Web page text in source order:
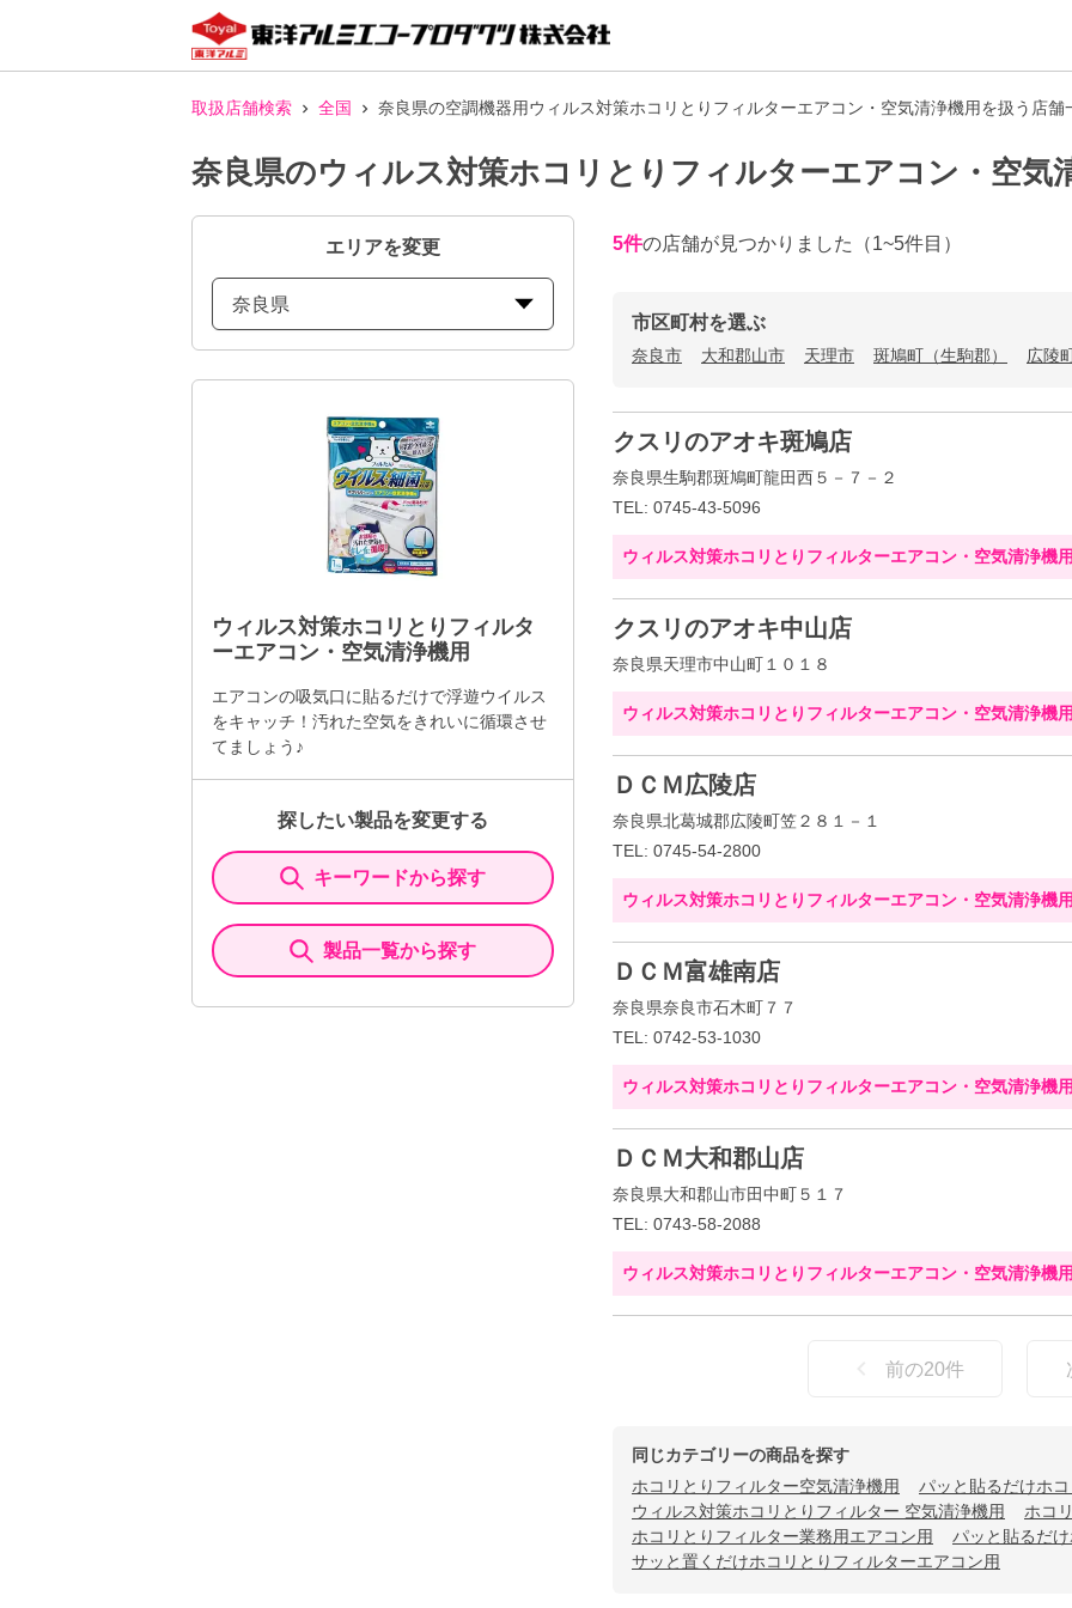
取扱店舗検索 全国 奈良県の空調機器用ウィルス対策ホコリとりフィルターエアコン・空気清浄機用を扱う店舗
奈良県のウィルス対策ホコリとりフィルターエアコン・空気
エリアを変更
奈良県
ウィルス対策ホコリとりフィルタ
ーエアコン・空気清浄機用
エアコンの吸気口に貼るだけで浮遊ウイルス
をキャッチ！汚れた空気をきれいに循環させ
てましょう♪
探したい製品を変更する
キーワードから探す
製品一覧から探す
5件の店舗が見つかりました （1~5件目）
市区町村を選ぶ
奈良市 大和郡山市 天理市 斑鳩町（生駒郡） 広陵
クスリのアオキ斑鳩店
奈良県生駒郡斑鳩町龍田西５－７－２
TEL: 0745-43-5096
ウィルス対策ホコリとりフィルターエアコン・空気清浄機用
クスリのアオキ中山店
奈良県天理市中山町１０１８
ウィルス対策ホコリとりフィルターエアコン・空気清浄機用
ＤＣＭ広陵店
奈良県北葛城郡広陵町笠２８１－１
TEL: 0745-54-2800
ウィルス対策ホコリとりフィルターエアコン・空気清浄機用
ＤＣＭ富雄南店
奈良県奈良市石木町７７
TEL: 0742-53-1030
ウィルス対策ホコリとりフィルターエアコン・空気清浄機用
ＤＣＭ大和郡山店
奈良県大和郡山市田中町５１７
TEL: 0743-58-2088
ウィルス対策ホコリとりフィルターエアコン・空気清浄機用
前の20件
同じカテゴリーの商品を探す
ホコリとりフィルター空気清浄機用
パッと貼るだけホ
ウィルス対策ホコリとりフィルター 空気清浄機用
ホコ
ホコリとりフィルター業務用エアコン用
パッと貼るだ
サッと置くだけホコリとりフィルターエアコン用